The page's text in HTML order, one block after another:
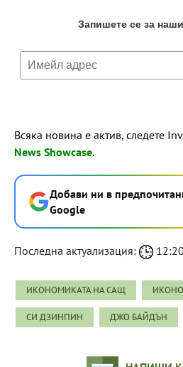
Всяка новина е актив, следете
News Showcase.
Добави ни в
Google
Последна актуализация:
ИКОНОМИКАТА НА САЩ
СИ ДЗИНПИН ДЖО БАЙДЪН